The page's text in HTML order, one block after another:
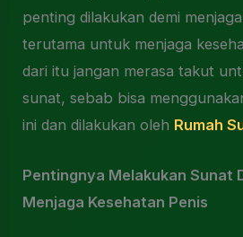
penting dilakukan demi
terutama untuk menjaga
dari itu jangan merasa takut
sunat, sebab bisa
ini dan dilakukan oleh Rumah
Pentingnya Melakukan Sunat
Menjaga Kesehatan Penis